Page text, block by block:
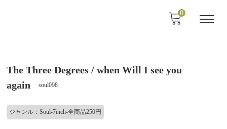
0
The Three Degrees / when Will I see you
again
soul098
ジャンル：Soul-7inch-全商品250円